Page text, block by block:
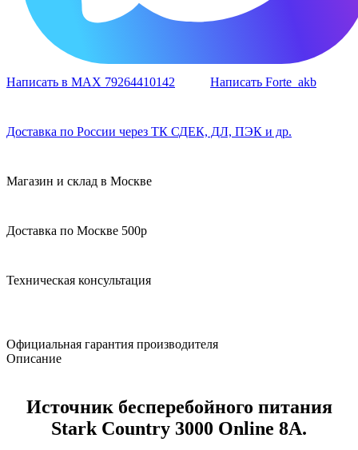
Написать в MAX 79264410142 Написать Forte_akb
Доставка по России через ТК СДЕК, ДЛ, ПЭК и др.
Магазин и склад в Москве
Доставка по Москве 500р
Техническая консультация
Официальная гарантия производителя
Описание
Источник бесперебойного питания
Stark Country 3000 Online 8A.